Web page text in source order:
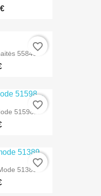
55848
favorite_border
51598...
favorite_border
51389
favorite_border